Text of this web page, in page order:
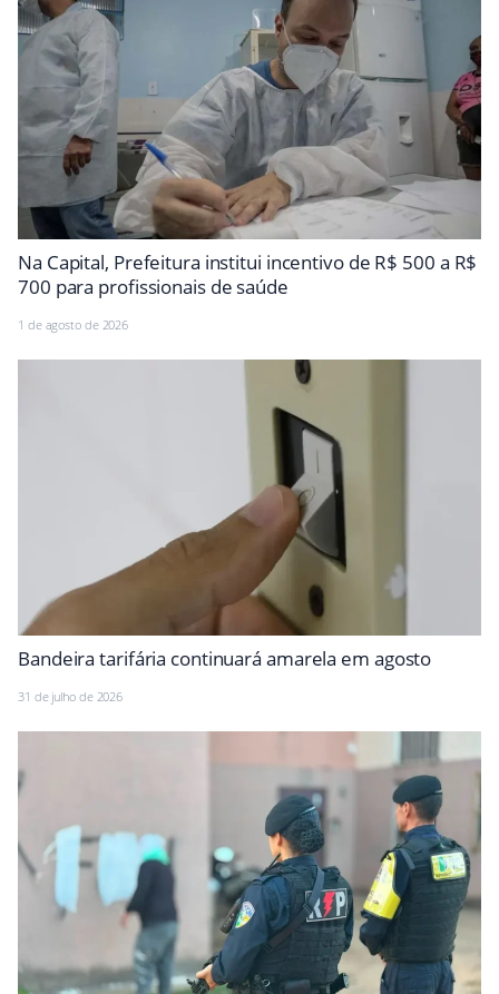
Na Capital, Prefeitura institui incentivo de R$ 500 a R$
700 para profissionais de saúde
1 de agosto de 2026
Bandeira tarifária continuará amarela em agosto
31 de julho de 2026